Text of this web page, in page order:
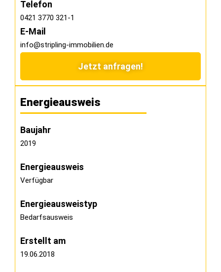
Telefon
0421 3770 321-1
E-Mail
info@stripling-immobilien.de
Jetzt anfragen!
Energieausweis
Baujahr
2019
Energieausweis
Verfügbar
Energie­ausweistyp
Bedarfsausweis
Erstellt am
19.06.2018